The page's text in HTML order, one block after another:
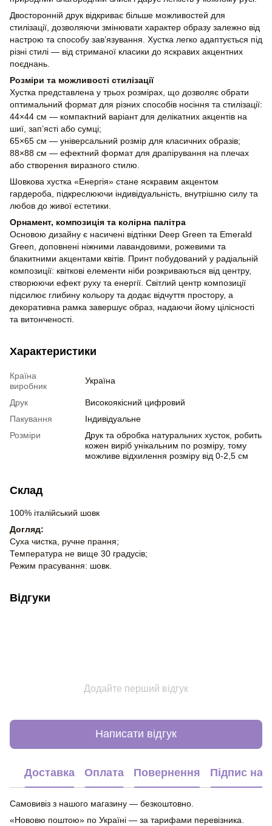
Двосторонній друк відкриває більше можливостей для
стилізації, дозволяючи змінювати характер образу залежно від
настрою та способу зав’язування. Хустка легко адаптується під
різні стилі — від стриманої класики до яскравих акцентних
поєднань.
Розміри та можливості стилізації
Хустка представлена у трьох розмірах, що дозволяє обрати
оптимальний формат для різних способів носіння та стилізації:
44×44 см — компактний варіант для делікатних акцентів на
шиї, зап’ясті або сумці;
65×65 см — універсальний розмір для класичних образів;
88×88 см — ефектний формат для драпірування на плечах
або створення виразного стилю.
Шовкова хустка «Енергія» стане яскравим акцентом
гардероба, підкреслюючи індивідуальність, внутрішню силу та
любов до живої естетики.
Орнамент, композиція та колірна палітра
Основою дизайну є насичені відтінки Deep Green та Emerald
Green, доповнені ніжними лавандовими, рожевими та
блакитними акцентами квітів. Принт побудований у радіальній
композиції: квіткові елементи ніби розкриваються від центру,
створюючи ефект руху та енергії. Світлий центр композиції
підсилює глибину кольору та додає відчуття простору, а
декоративна рамка завершує образ, надаючи йому цілісності
та витонченості.
Характеристики
Країна
виробник
Україна
Друк
Високоякісний цифровий
Пакування
Індивідуальне
Розміри
Друк та обробка натуральних хусток, робить
кожен виріб унікальним по розміру, тому
можливе відхилення розміру від 0-2,5 см
Склад
100% італійський шовк
Догляд:
Суха чистка, ручне прання;
Температура не вище 30 градусів;
Режим прасування: шовк.
Відгуки
Додайте перший відгук
Написати відгук
Доставка Оплата Повернення Підпис на
Самовивіз з нашого магазину — безкоштовно.
«Нововю поштою» по Україні — за тарифами перевізника.